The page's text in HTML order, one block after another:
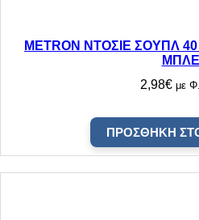
METRON ΝΤΟΣΙΕ ΣΟΥΠΛ
ΜΠΛΕ
2,98€ με
ΠΡΟΣΘΉΚΗ